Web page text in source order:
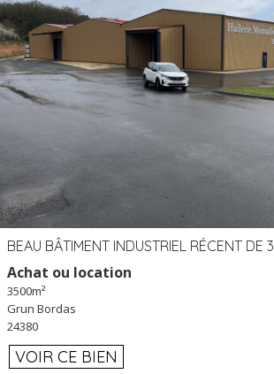
Achat ou location
3500m²
Grun Bordas
24380
VOIR CE BIEN